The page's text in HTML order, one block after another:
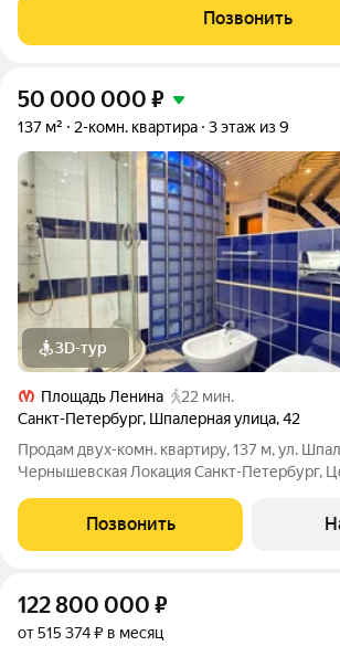
бетоном. Дом состоит из одного корпуса,
подготовка под отделку.
Позвонить
50 000 000 ₽
137 м² 2-комн. квартира 3 этаж из 9
3D-тур
Площадь Ленина
22 мин.
Санкт-Петербург, Шпалерная улица,42
Продам двух-комн. квартиру, 137 м, ул.
Чернышевская Локация Санкт-Петербург, Центральный район,
пешком. Рядом: Смольный собор,
Невы. Район
Позвонить
122 800 000 ₽
от 515 374 ₽ в месяц